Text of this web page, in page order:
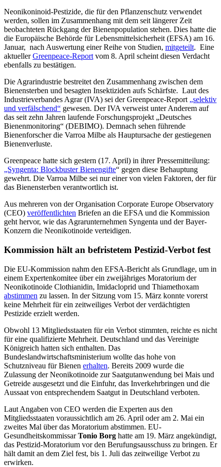
Neonikoninoid-Pestizide, die für den Pflanzenschutz verwendet
werden, sollen im Zusammenhang mit dem seit längerer Zeit
beobachteten Rückgang der Bienenpopulation stehen. Dies hatte die
die Europäische Behörde für Lebensmittelsicherheit (EFSA) am 16.
Januar, nach Auswertung einer Reihe von Studien, mitgeteilt. Eine
aktuellerGreenpeace-Report vom 8. April scheint diesen Verdacht
ebenfalls zu bestätigen.
Die Agrarindustrie bestreitet den Zusammenhang zwischen dem
Bienensterben und besagten Insektiziden aufs Schärfste. Laut des
Industrieverbandes Agrar (IVA) sei der Greenpeace-Report „selektiv
und verfälschend“ gewesen. Der IVA verweist unter Anderem auf
das seit zehn Jahren laufende Forschungsprojekt „Deutsches
Bienenmonitoring“ (DEBIMO). Demnach sehen führende
Bienenforscher die Varroa Milbe als Hauptursache der gestiegenen
Bienenverluste.
Greenpeace hatte sich gestern (17. April) in ihrer Pressemitteilung:
„Syngenta: Blockbuster Bienengifte“ gegen diese Behauptung
gewehrt. Die Varroa Milbe sei nur einer von vielen Faktoren, der für
das Bienensterben verantwortlich ist.
Aus mehreren von der Organisation Corporate Europe Observatory
(CEO) veröffentlichten Briefen an die EFSA und die Kommission
geht hervor, wie das Agrarunternehmen Syngenta und der Bayer-
Konzern die Neonikotinoide verteidigen.
Kommission hält an befristetem Pestizid-Verbot fest
Die EU-Kommission nahm den EFSA-Bericht als Grundlage, um in
einem Expertenkomitee über ein zweijähriges Moratorium der
Neonikotinoide Clothianidin, Imidacloprid und Thiamethoxam
abstimmen zu lassen. In der Sitzung vom 15. März konnte vorerst
keine Mehrheit für ein zeitweiliges Verbot der verdächtigten
Pestizide erzielt werden.
Obwohl 13 Mitgliedsstaaten für ein Verbot stimmten, reichte es nicht
für eine qualifizierte Mehrheit. Deutschland und das Vereinigte
Königreich hatten sich enthalten. Das
Bundeslandwirtschaftsministerium wollte das hohe von
Schutzniveau für Bienen erhalten. Bereits 2009 wurde die
Zulassung der Neonikotinoide zur Saatgutanwendung bei Mais und
Getreide ausgesetzt und die Einfuhr, das Inverkehrbringen und die
Aussaat von entsprechendem Saatgut in Deutschland verboten.
Laut Angaben von CEO werden die Experten aus den
Mitgliedsstaaten voraussichtlich am 26. April oder am 2. Mai ein
zweites Mal über das Moratorium abstimmen. EU-
GesundheitskommissarTonio Borg hatte am 19. März angekündigt,
das Pestizid-Moratorium vor den Berufungsausschuss zu bringen. Er
hält damit an dem Ziel fest, bis 1. Juli das zeitweilige Verbot zu
erwirken.